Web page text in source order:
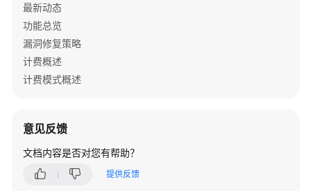
计
费
说
明
绍
最新动态
功能总览
漏洞修复策略
计费概述
计费模式概述
意见反馈
文档内容是否对您有帮助？
提供反馈